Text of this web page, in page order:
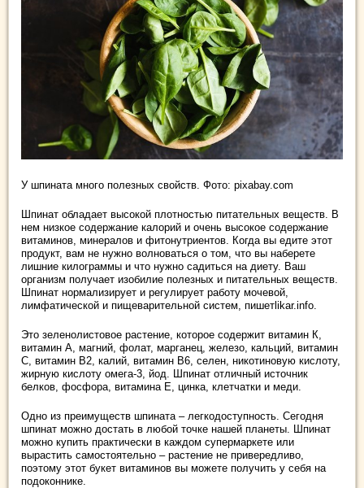
У шпината много полезных свойств. Фото: pixabay.com
Шпинат обладает высокой плотностью питательных веществ. В
нем низкое содержание калорий и очень высокое содержание
витаминов, минералов и фитонутриентов. Когда вы едите этот
продукт, вам не нужно волноваться о том, что вы наберете
лишние килограммы и что нужно садиться на диету. Ваш
организм получает изобилие полезных и питательных веществ.
Шпинат нормализирует и регулирует работу мочевой,
лимфатической и пищеварительной систем, пишетlikar.info.
Это зеленолистовое растение, которое содержит витамин К,
витамин А, магний, фолат, марганец, железо, кальций, витамин
С, витамин В2, калий, витамин В6, селен, никотиновую кислоту,
жирную кислоту омега-3, йод. Шпинат отличный источник
белков, фосфора, витамина Е, цинка, клетчатки и меди.
Одно из преимуществ шпината – легкодоступность. Сегодня
шпинат можно достать в любой точке нашей планеты. Шпинат
можно купить практически в каждом супермаркете или
вырастить самостоятельно – растение не привередливо,
поэтому этот букет витаминов вы можете получить у себя на
подоконнике.